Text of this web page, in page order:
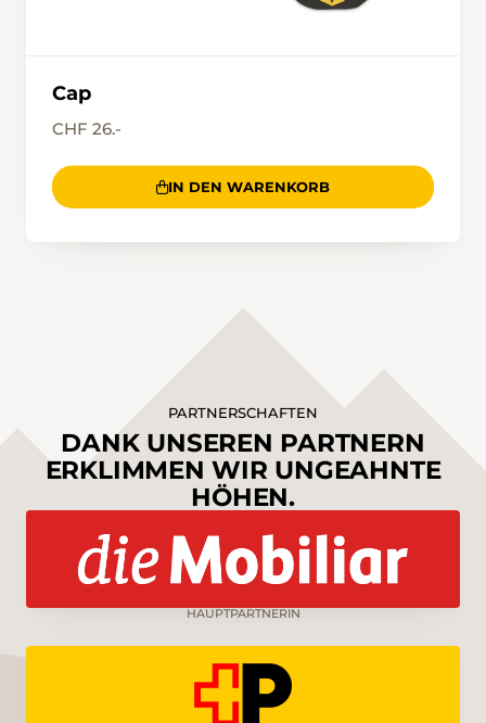
Cap
CHF 26.-
IN DEN WARENKORB
PARTNERSCHAFTEN
DANK UNSEREN PARTNERN
ERKLIMMEN WIR UNGEAHNTE
HÖHEN.
HAUPTPARTNERIN